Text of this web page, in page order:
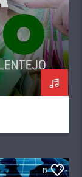
0